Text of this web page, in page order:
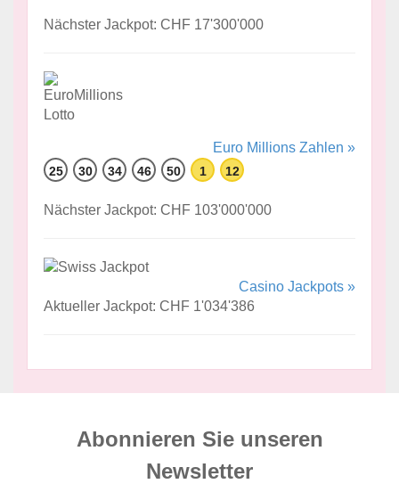
Nächster Jackpot: CHF 17'300'000
Euro Millions Zahlen »
25 30 34 46 50 1 12
Nächster Jackpot: CHF 103'000'000
Casino Jackpots »
Aktueller Jackpot: CHF 1'034'386
Abonnieren Sie unseren
News­letter